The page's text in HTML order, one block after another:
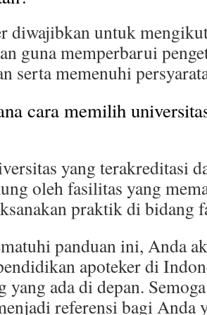
diwajibkan untuk
guna memperbarui
serta memenuhi
cara memilih
yang terakreditasi
oleh fasilitas yang
praktik di bidang
panduan ini, Anda
apoteker di
yang ada di depan.
referensi bagi Anda